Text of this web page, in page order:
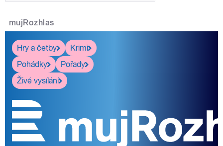
mujRozhlas
Hry a četby
Krimi
Pohádky
Pořady
Živé vysílání